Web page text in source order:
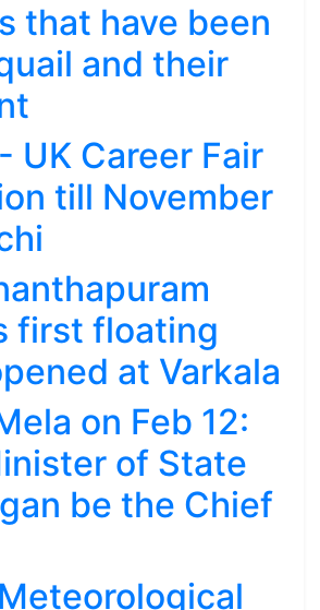
that have been
and their
UK Career Fair
till November
first floating
at Varkala
on Feb 12:
of State
be the Chief